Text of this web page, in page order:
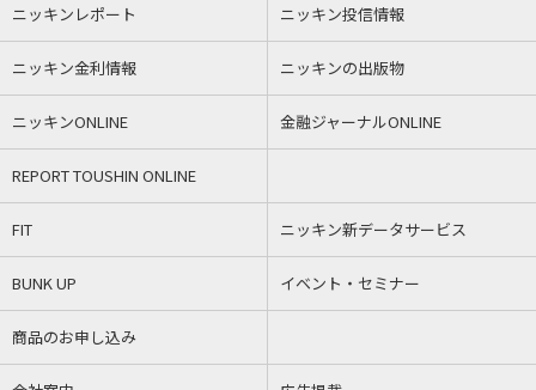
ニッキンレポート ニッキン投信情報
ニッキン金利情報 ニッキンの出版物
ニッキンONLINE 金融ジャーナルONLINE
REPORT TOUSHIN ONLINE
FIT ニッキン新データサービス
BUNK UP イベント・セミナー
商品のお申し込み